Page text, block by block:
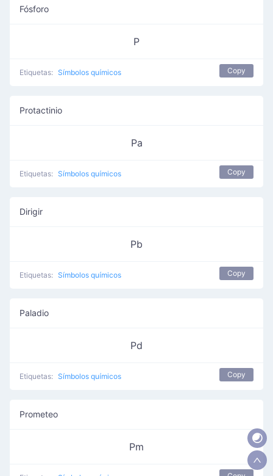
Fósforo
P
Etiquetas: Símbolos químicos Copy
Protactinio
Pa
Etiquetas: Símbolos químicos Copy
Dirigir
Pb
Etiquetas: Símbolos químicos Copy
Paladio
Pd
Etiquetas: Símbolos químicos Copy
Prometeo
Pm